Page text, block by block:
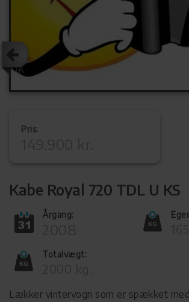
Pris:
Kabe Royal 720 TDL U KS
Årgang:
Totalvægt:
Lækker vintervogn som er spækket